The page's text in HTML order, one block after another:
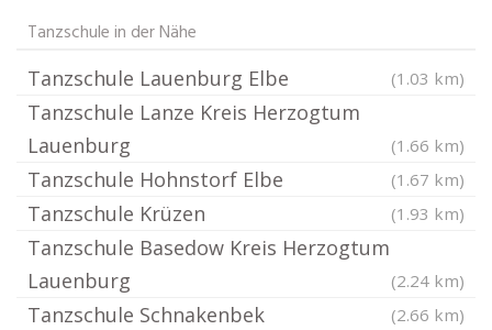
Tanzschule in der Nähe
Tanzschule Lauenburg Elbe (1.03 km)
Tanzschule Lanze Kreis Herzogtum
Lauenburg
(1.66 km)
Tanzschule Hohnstorf Elbe (1.67 km)
Tanzschule Krüzen (1.93 km)
Tanzschule Basedow Kreis Herzogtum
Lauenburg
(2.24 km)
Tanzschule Schnakenbek (2.66 km)